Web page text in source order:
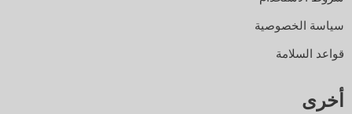
سياسة الخصوصية
قواعد السلامة
أخرى